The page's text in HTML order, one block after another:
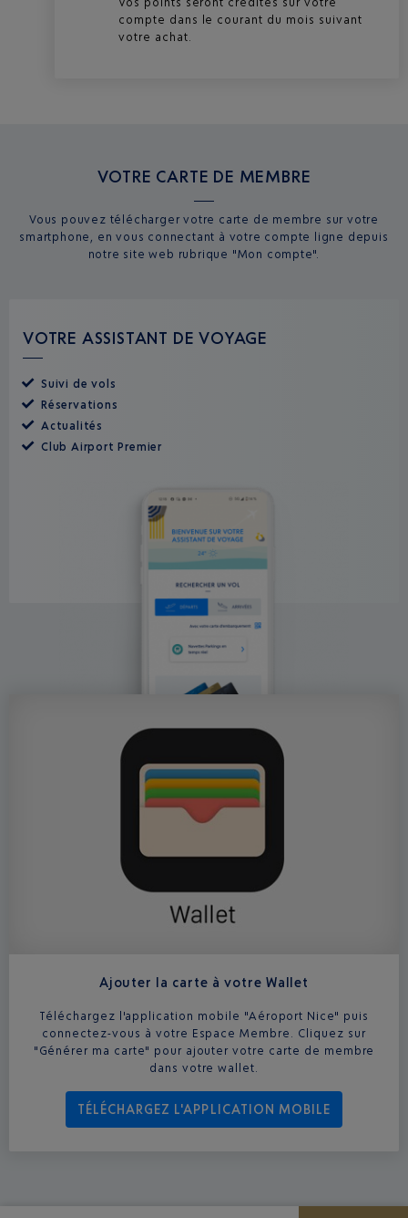
compte dans le courant du mois suivant
votre achat.
VOTRE CARTE DE MEMBRE
Vous pouvez télécharger votre carte de membre sur votre
smartphone, en vous connectant à votre compte ligne depuis
notre site web rubrique "Mon compte".
VOTRE ASSISTANT DE VOYAGE
Suivi de vols
Réservations
Actualités
Club Airport Premier
APPLICATION AÉROPORT NICE
Ajouter la carte à votre Wallet
Téléchargez l'application mobile "Aéroport Nice" puis
connectez-vous à votre Espace Membre. Cliquez sur
"Générer ma carte" pour ajouter votre carte de membre
dans votre wallet.
TÉLÉCHARGEZ L'APPLICATION MOBILE